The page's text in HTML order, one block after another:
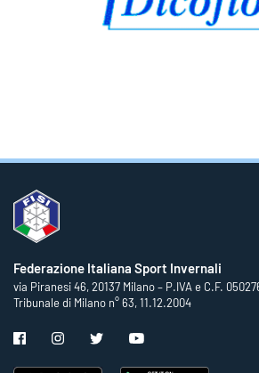
Federazione Italiana Sport Invernali
via Piranesi 46, 20137 Milano – P.IVA e C.F.
Tribunale di Milano n° 63, 11.12.2004